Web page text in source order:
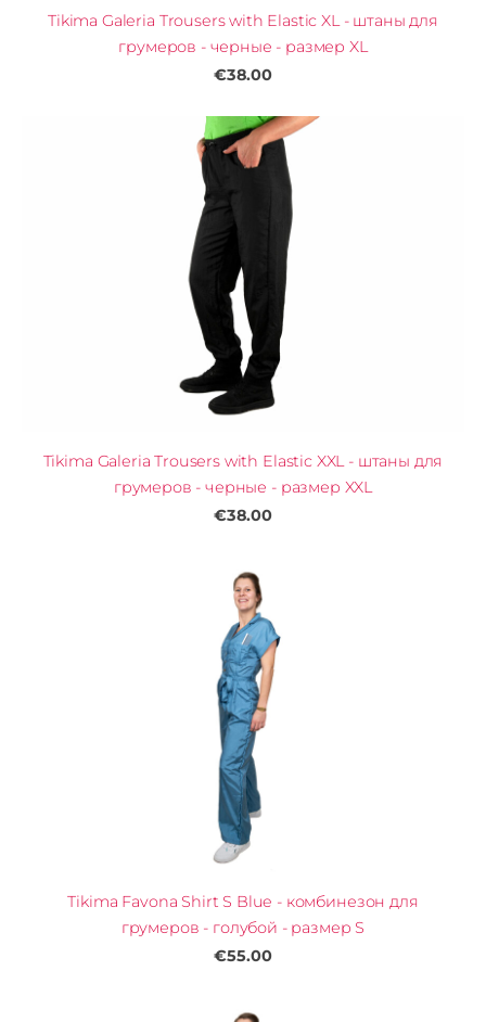
Tikima Galeria Trousers with Elastic XL - штаны для
грумеров - черные - размер XL
€38.00
Tikima Galeria Trousers with Elastic XXL - штаны для
грумеров - черные - размер XXL
€38.00
Tikima Favona Shirt S Blue - комбинезон для
грумеров - голубой - размер S
€55.00